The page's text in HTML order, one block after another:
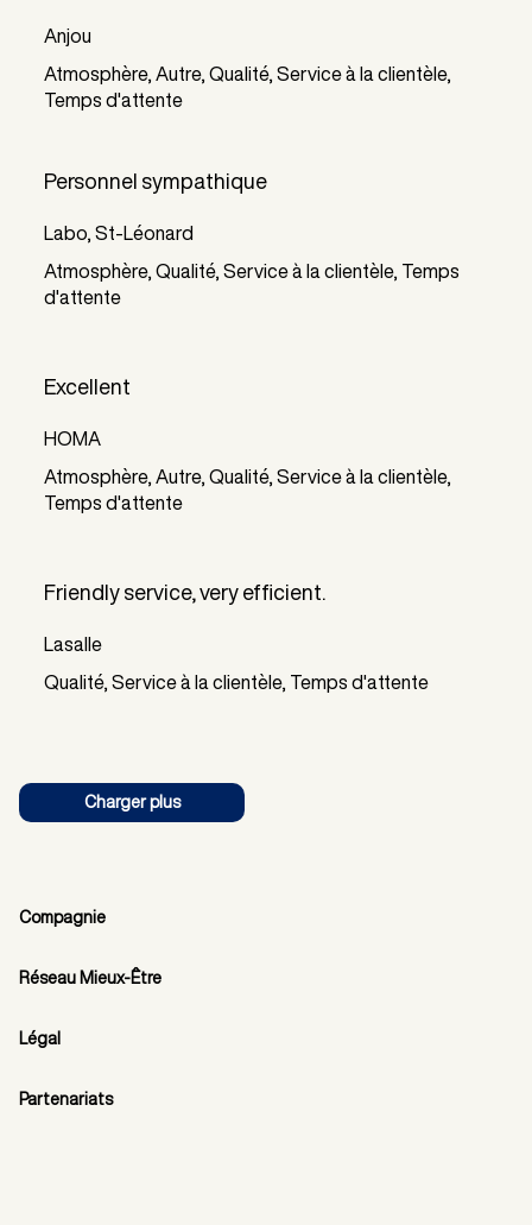
Anjou
Atmosphère, Autre, Qualité, Service à la clientèle,
Temps d'attente
Personnel sympathique
Labo, St-Léonard
Atmosphère, Qualité, Service à la clientèle, Temps
d'attente
Excellent
HOMA
Atmosphère, Autre, Qualité, Service à la clientèle,
Temps d'attente
Friendly service, very efficient.
Lasalle
Qualité, Service à la clientèle, Temps d'attente
Charger plus
Compagnie
Réseau Mieux-Être
Légal
Partenariats